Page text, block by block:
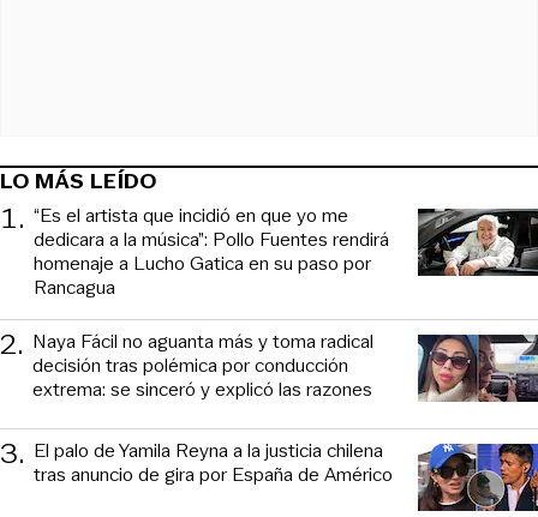
LO MÁS LEÍDO
1. “Es el artista que incidió en que yo me
dedicara a la música”: Pollo Fuentes rendirá
homenaje a Lucho Gatica en su paso por
Rancagua
2. Naya Fácil no aguanta más y toma radical
decisión tras polémica por conducción
extrema: se sinceró y explicó las razones
3. El palo de Yamila Reyna a la justicia chilena
tras anuncio de gira por España de Américo